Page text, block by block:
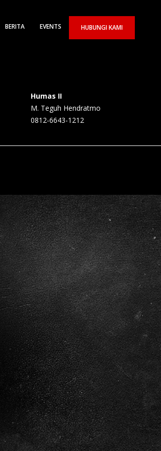
BERITA EVENTS HUBUNGI KAMI
Humas II
M. Teguh Hendratmo
0812-6643-1212